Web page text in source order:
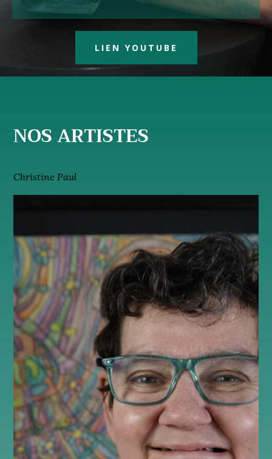
LIEN YOUTUBE
NOS ARTISTES
Christine Paul